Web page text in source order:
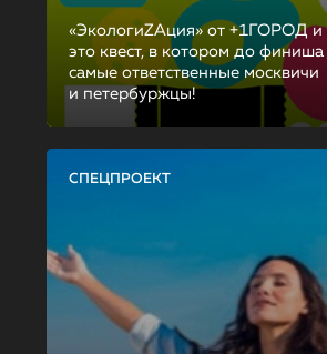
«ЭкологиZAция» от +1ГОРОД и
это квест, в котором до
самые ответственные москвичи
и петербуржцы!
СПЕЦПРОЕКТ